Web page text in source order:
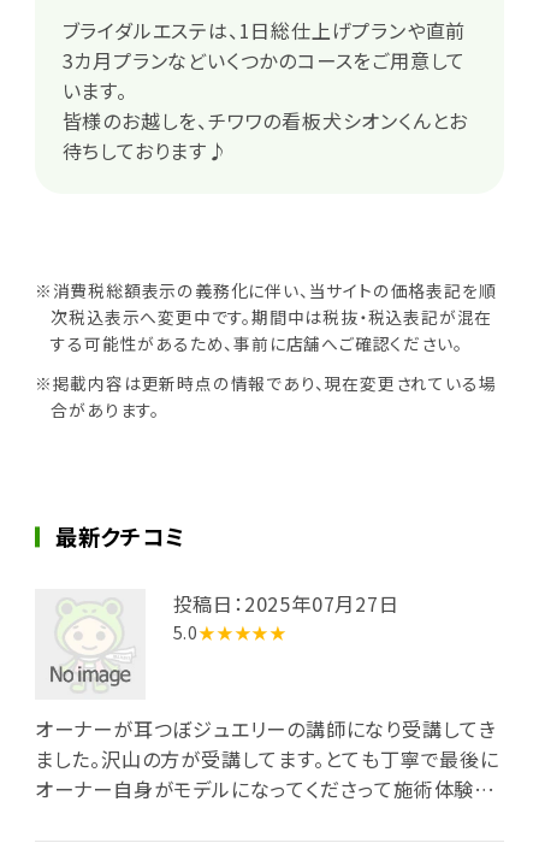
ブライダルエステは、1日総仕上げプランや直前
3カ月プランなどいくつかのコースをご用意して
います。
皆様のお越しを、チワワの看板犬シオンくんとお
待ちしております♪
※消費税総額表示の義務化に伴い、当サイトの価格表記を順
次税込表示へ変更中です。期間中は税抜・税込表記が混在
する可能性があるため、事前に店舗へご確認ください。
※掲載内容は更新時点の情報であり、現在変更されている場
合があります。
最新クチコミ
投稿日：2025年07月27日
5.0★★★★★
オーナーが耳つぼジュエリーの講師になり受講してき
ました。沢山の方が受講してます。とても丁寧で最後に
オーナー自身がモデルになってくださって施術体験を